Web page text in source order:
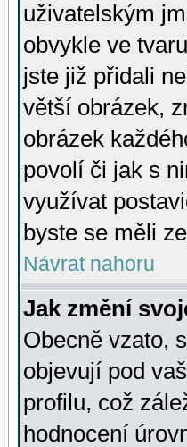
uživatelským
obvykle ve
jste již přidali
větší obrázek,
obrázek
povolí či jak s
využívat
byste se měli
Návrat nahoru
Jak změní
Obecně vzato,
objevují pod
profilu, což
hodnocení